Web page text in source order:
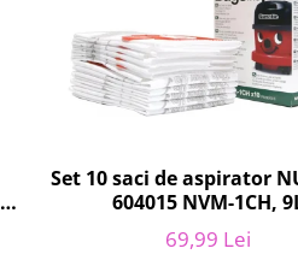
Set 10 saci de aspirator
604015 NVM-1CH,
69,99 Lei